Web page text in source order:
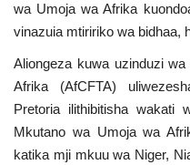
Washiriki
Video
Maonyesho
Wadhamini
wa Umoja wa Afrika
vinazuia mtiririko wa bidhaa,
Aliongeza kuwa uzinduzi
Afrika (AfCFTA)
Pretoria ilithibitisha
Mkutano wa Umoja wa
katika mji mkuu wa Niger,